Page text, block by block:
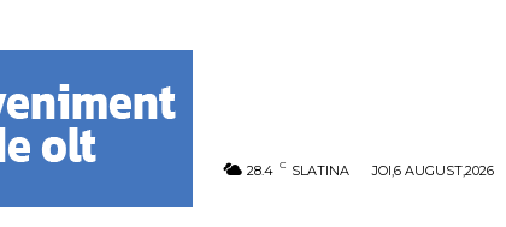
28.4 C SLATINA JOI,6 AUGUST,2026